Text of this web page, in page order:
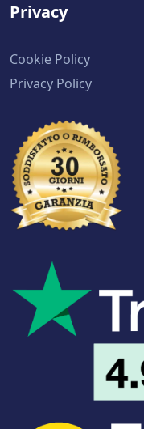
Privacy
Cookie Policy
Privacy Policy